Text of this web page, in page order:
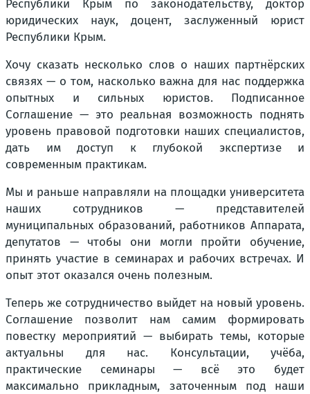
Республики Крым по законодательству, доктор
юридических наук, доцент, заслуженный юрист
Республики Крым.
Хочу сказать несколько слов о наших партнёрских
связях — о том, насколько важна для нас поддержка
опытных и сильных юристов. Подписанное
Соглашение — это реальная возможность поднять
уровень правовой подготовки наших специалистов,
дать им доступ к глубокой экспертизе и
современным практикам.
Мы и раньше направляли на площадки университета
наших сотрудников — представителей
муниципальных образований, работников Аппарата,
депутатов — чтобы они могли пройти обучение,
принять участие в семинарах и рабочих встречах. И
опыт этот оказался очень полезным.
Теперь же сотрудничество выйдет на новый уровень.
Соглашение позволит нам самим формировать
повестку мероприятий — выбирать темы, которые
актуальны для нас. Консультации, учёба,
практические семинары — всё это будет
максимально прикладным, заточенным под наши